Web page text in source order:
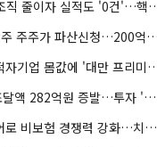
신한투자증권, IPO 조직 줄
해성에어로보틱스, 2주 주주가 파산
글로벌테크놀로지, 적자기업 몸값
282억원 증발…투자 '속도 조절' 불가피
신한라이프, 헬스케어로 비보험 경쟁력 강화…치매·간병 공략